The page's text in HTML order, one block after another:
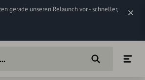
gerade unseren Relaunch vor - schneller,